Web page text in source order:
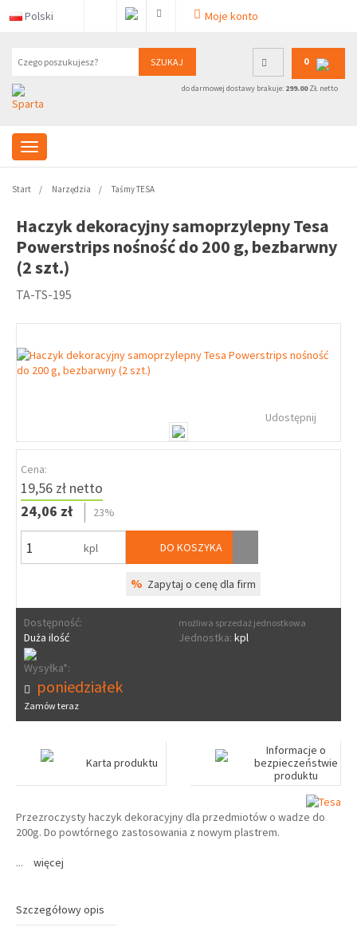
Polski Moje konto
SZUKAJ 0
do darmowej dostawy brakuje: 299.00ZŁ netto
Start Narzędzia Taśmy TESA
Haczyk dekoracyjny samoprzylepny Tesa
Powerstrips nośność do 200 g, bezbarwny
(2 szt.)
TA-TS-195
Udostępnij
Cena:
19,56 zł netto
24,06 zł
23%
kpl DO KOSZYKA
% Zapytaj o cenę dla firm
Dostępność:
Duża ilość
możliwa sprzedaż jednostkowa
Jednostka: kpl
Wysyłka*:
poniedziałek
Zamów teraz
Karta produktu
Informacje o
bezpieczeństwie
produktu
Przezroczysty haczyk dekoracyjny dla przedmiotów o wadze do
200g. Do powtórnego zastosowania z nowym plastrem.
... więcej
Szczegółowy opis